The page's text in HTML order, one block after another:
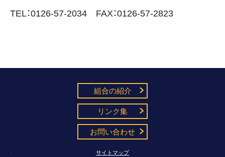
TEL：0126-57-2034 FAX：0126-57-2823
組合の紹介
リンク集
お問い合わせ
サイトマップ